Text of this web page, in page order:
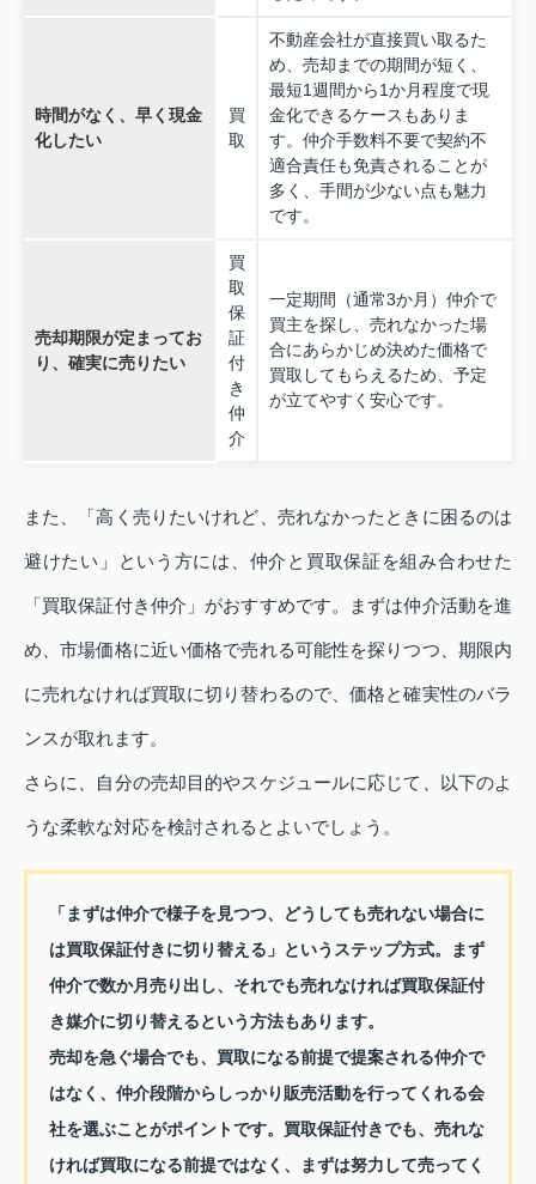
時間がなく、早く現金
化したい
買
取
不動産会社が直接買い取るた
め、売却までの期間が短く、
最短1週間から1か月程度で現
金化できるケースもありま
す。仲介手数料不要で契約不
適合責任も免責されることが
多く、手間が少ない点も魅力
です。
売却期限が定まってお
り、確実に売りたい
買
取
保
証
付
き
仲
介
一定期間（通常3か月）仲介で
買主を探し、売れなかった場
合にあらかじめ決めた価格で
買取してもらえるため、予定
が立てやすく安心です。
また、「高く売りたいけれど、売れなかったときに困るのは
避けたい」という方には、仲介と買取保証を組み合わせた
「買取保証付き仲介」がおすすめです。まずは仲介活動を進
め、市場価格に近い価格で売れる可能性を探りつつ、期限内
に売れなければ買取に切り替わるので、価格と確実性のバラ
ンスが取れます。
さらに、自分の売却目的やスケジュールに応じて、以下のよ
うな柔軟な対応を検討されるとよいでしょう。
「まずは仲介で様子を見つつ、どうしても売れない場合に
は買取保証付きに切り替える」というステップ方式。まず
仲介で数か月売り出し、それでも売れなければ買取保証付
き媒介に切り替えるという方法もあります。
売却を急ぐ場合でも、買取になる前提で提案される仲介で
はなく、仲介段階からしっかり販売活動を行ってくれる会
社を選ぶことがポイントです。買取保証付きでも、売れな
ければ買取になる前提ではなく、まずは努力して売ってく